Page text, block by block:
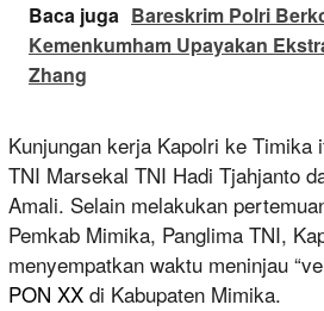
Baca juga Bareskrim Polri
Kemenkumham Upayakan
Zhang
Kunjungan kerja Kapolri ke Timika
TNI Marsekal TNI Hadi Tjahjanto
Amali. Selain melakukan
Pemkab Mimika, Panglima TNI,
menyempatkan waktu meninjau
PON XX di Kabupaten Mimika.